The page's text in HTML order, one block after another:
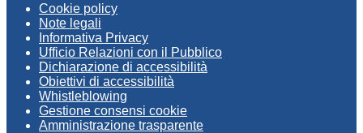
Cookie policy
Note legali
Informativa Privacy
Ufficio Relazioni con il Pubblico
Dichiarazione di accessibilità
Obiettivi di accessibilità
Whistleblowing
Gestione consensi cookie
Amministrazione trasparente